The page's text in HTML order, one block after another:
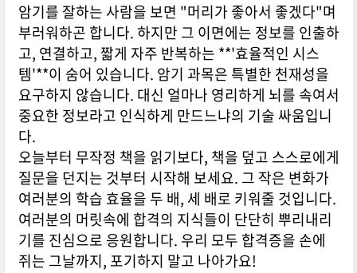
암기를 잘하는 사람을 보면 "머리가 좋아서 좋겠다"며
부러워하곤 합니다. 하지만 그 이면에는 정보를 인출하
고, 연결하고, 짧게 자주 반복하는 **'효율적인 시스
템'**이 숨어 있습니다. 암기 과목은 특별한 천재성을
요구하지 않습니다. 대신 얼마나 영리하게 뇌를 속여서
중요한 정보라고 인식하게 만드느냐의 기술 싸움입니
다.
오늘부터 무작정 책을 읽기보다, 책을 덮고 스스로에게
질문을 던지는 것부터 시작해 보세요. 그 작은 변화가
여러분의 학습 효율을 두 배, 세 배로 키워줄 것입니다.
여러분의 머릿속에 합격의 지식들이 단단히 뿌리내리
기를 진심으로 응원합니다. 우리 모두 합격증을 손에
쥐는 그날까지, 포기하지 말고 나아가요!